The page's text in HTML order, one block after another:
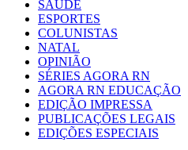
SAÚDE
ESPORTES
COLUNISTAS
NATAL
OPINIÃO
SÉRIES AGORA RN
AGORA RN EDUCAÇÃO
EDIÇÃO IMPRESSA
PUBLICAÇÕES LEGAIS
EDIÇÕES ESPECIAIS